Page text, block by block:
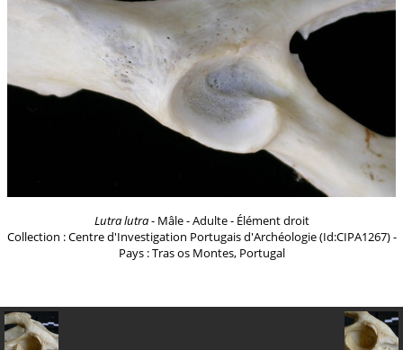
Lutra lutra- Mâle - Adulte - Élément droit
Collection : Centre d'Investigation Portugais d'Archéologie (Id:CIPA1267) -
Pays : Tras os Montes, Portugal